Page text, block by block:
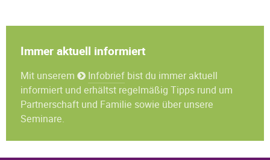
Immer aktuell informiert
Mit unserem Infobrief bist du immer aktuell
informiert und erhältst regelmäßig Tipps rund um
Partnerschaft und Familie sowie über unsere
Seminare.